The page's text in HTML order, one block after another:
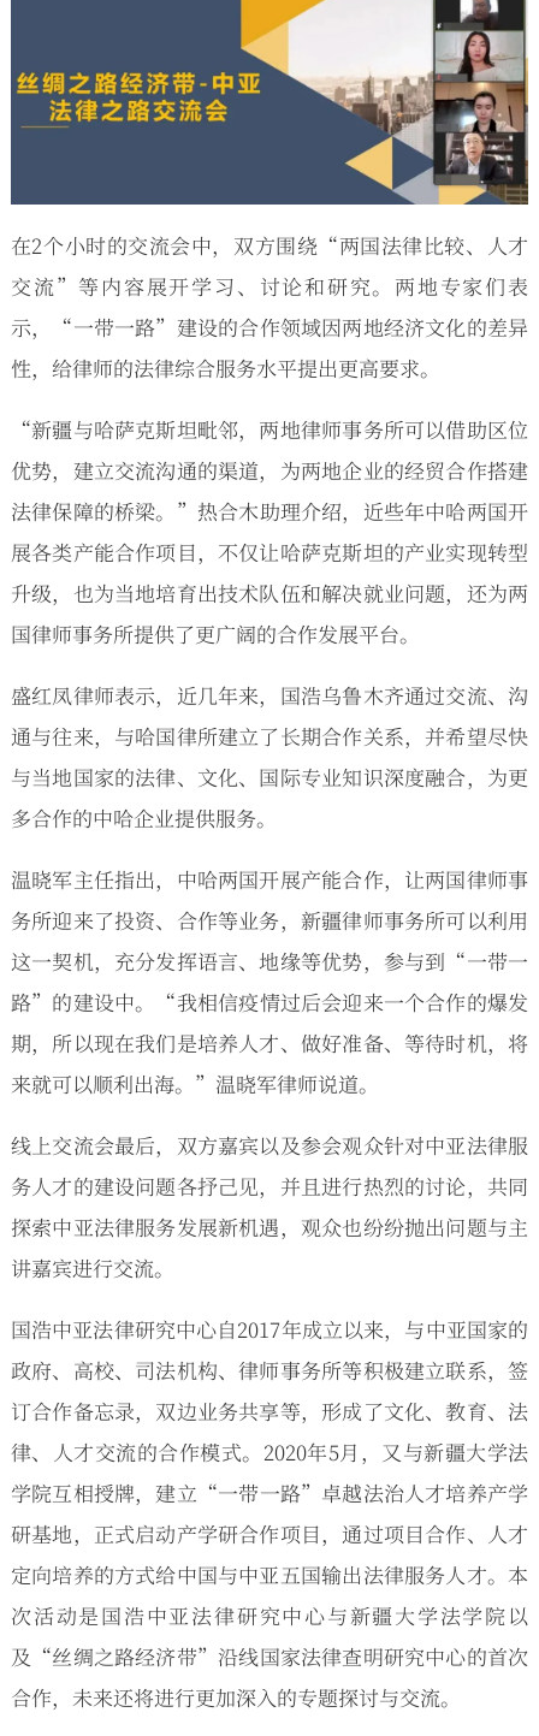
在2个小时的交流会中，双方围绕“两国法律比较、人才
交流”等内容展开学习、讨论和研究。两地专家们表
示，“一带一路”建设的合作领域因两地经济文化的差异
性，给律师的法律综合服务水平提出更高要求。
“新疆与哈萨克斯坦毗邻，两地律师事务所可以借助区位
优势，建立交流沟通的渠道，为两地企业的经贸合作搭建
法律保障的桥梁。”热合木助理介绍，近些年中哈两国开
展各类产能合作项目，不仅让哈萨克斯坦的产业实现转型
升级，也为当地培育出技术队伍和解决就业问题，还为两
国律师事务所提供了更广阔的合作发展平台。
盛红凤律师表示，近几年来，国浩乌鲁木齐通过交流、沟
通与往来，与哈国律所建立了长期合作关系，并希望尽快
与当地国家的法律、文化、国际专业知识深度融合，为更
多合作的中哈企业提供服务。
温晓军主任指出，中哈两国开展产能合作，让两国律师事
务所迎来了投资、合作等业务，新疆律师事务所可以利用
这一契机，充分发挥语言、地缘等优势，参与到“一带一
路”的建设中。“我相信疫情过后会迎来一个合作的爆发
期，所以现在我们是培养人才、做好准备、等待时机，将
来就可以顺利出海。”温晓军律师说道。
线上交流会最后，双方嘉宾以及参会观众针对中亚法律服
务人才的建设问题各抒己见，并且进行热烈的讨论，共同
探索中亚法律服务发展新机遇，观众也纷纷抛出问题与主
讲嘉宾进行交流。
国浩中亚法律研究中心自2017年成立以来，与中亚国家的
政府、高校、司法机构、律师事务所等积极建立联系，签
订合作备忘录，双边业务共享等，形成了文化、教育、法
律、人才交流的合作模式。2020年5月，又与新疆大学法
学院互相授牌，建立“一带一路”卓越法治人才培养产学
研基地，正式启动产学研合作项目，通过项目合作、人才
定向培养的方式给中国与中亚五国输出法律服务人才。本
次活动是国浩中亚法律研究中心与新疆大学法学院以
及“丝绸之路经济带”沿线国家法律查明研究中心的首次
合作，未来还将进行更加深入的专题探讨与交流。